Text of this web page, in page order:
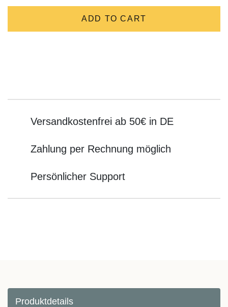
rot
Monkey
Business
ADD TO CART
Versandkostenfrei ab 50€ in DE
Zahlung per Rechnung möglich
Persönlicher Support
Produktdetails